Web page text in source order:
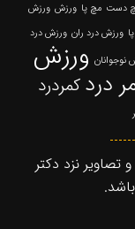
دست مچ پا ورزش ورزش
ورزش درد ران ورزش درد
نوجوانان ورزش
درد کمردرد
نزد دکتر